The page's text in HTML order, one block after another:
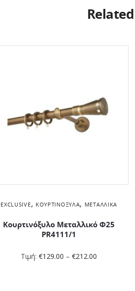
EXCLUSIVE, ΚΟΥΡΤΙΝΌΞΥΛΑ, ΜΕΤΑΛΛΙΚΆ
Κουρτινόξυλο Μεταλλικό Φ25
PR4111/1
Τιμή:€129.00 –€212.00